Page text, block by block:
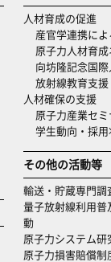
人材育成の促進
産官学連携に
原子力人材育
向坊隆記念国
放射線教育支援
人材確保の支援
原子力産業セミ
学生動向・採
その他の活動等
輸送・貯蔵専門調
量子放射線利用普
動
原子力システム研
原子力損害賠償制